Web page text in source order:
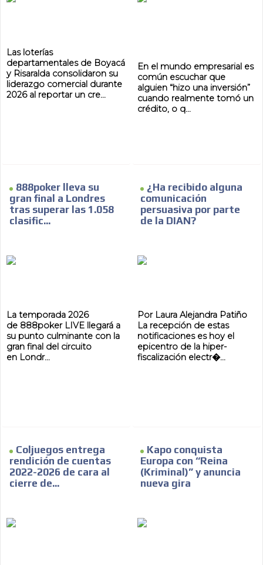
Las loterías
departamentales de Boyacá
y Risaralda consolidaron su
liderazgo comercial durante
2026 al reportar un cre...
En el mundo empresarial es
común escuchar que
alguien “hizo una inversión”
cuando realmente tomó un
crédito, o q...
888poker lleva su
gran final a Londres
tras superar las 1.058
clasific...
La temporada 2026
de 888poker LIVE llegará a
su punto culminante con la
gran final del circuito
en Londr...
¿Ha recibido alguna
comunicación
persuasiva por parte
de la DIAN?
Por Laura Alejandra Patiño
La recepción de estas
notificaciones es hoy el
epicentro de la hiper-
fiscalización electr�...
Coljuegos entrega
rendición de cuentas
2022-2026 de cara al
cierre de...
Kapo conquista
Europa con “Reina
(Kriminal)” y anuncia
nueva gira